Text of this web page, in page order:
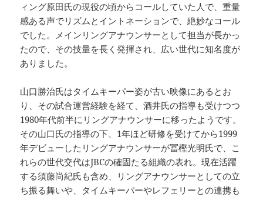
ィング原田氏の現役の頃からコールしていた人で、重量
感ある声でリズムとイントネーションで、絶妙なコール
でした。メインリングアナウンサーとして担当が長かっ
たので、その技量を長く発揮され、広い世代に知名度が
ありました。
山口勝治氏はタイムキーパー姿が古い映像にあるとお
り、その試合運営経験を経て、酒井氏の指導も受けつつ
1980年代前半にリングアナウンサーに移ったようです。
その山口氏の指導の下、1年ほど研修を受けてから1999
年デビューしたリングアナウンサーが冨樫光明氏で、こ
れらの世代交代はJBCの確固たる組織の表れ。現在活躍
する須藤尚紀氏も含め、リングアナウンサーとしての立
ち振る舞いや、タイムキーパーやレフェリーとの連携も